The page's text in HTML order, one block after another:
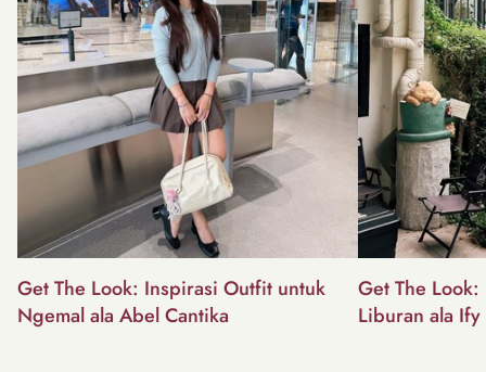
Get The Look: Inspirasi Outfit untuk
Ngemal ala Abel Cantika
Get The
Liburan ala Ify